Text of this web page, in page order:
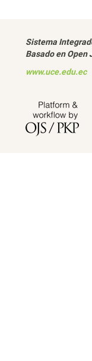
Sistema
Basado en Open
www.uce.edu.ec